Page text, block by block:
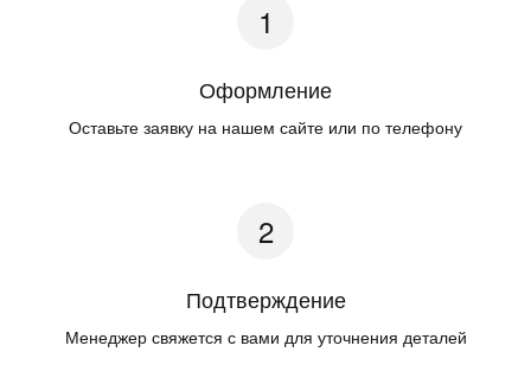
Оформление
Оставьте заявку на нашем сайте или по телефону
Подтверждение
Менеджер свяжется с вами для уточнения деталей